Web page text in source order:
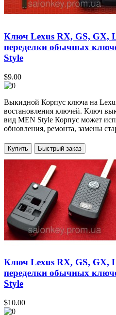
Ключ Lexus RX, GS, GX,
переделки обычных
Style
$9.00
Выкидной Корпус ключа на
востановления ключей. Ключ
вид MEN Style Корпус может
обновления, ремонта, замены
Купить
Ключ Lexus RX, GS, GX,
переделки обычных
Style
$10.00